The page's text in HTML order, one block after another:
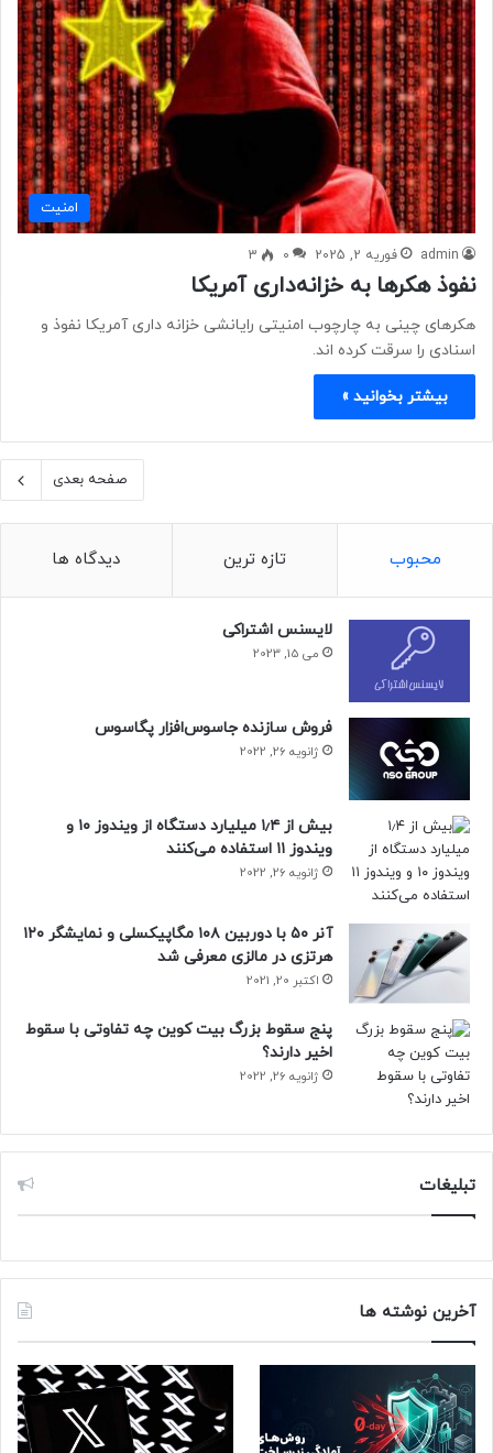
امنيت
admin فوریه 2, 2025 0
3
نفوذ هکرها به خزانه‌داری آمریکا
هکرهای چینی به چارچوب امنیتی رایانشی خزانه داری آمریکا نفوذ و
اسنادی را سرقت کرده اند.
بیشتر بخوانید »
صفحه بعدی
محبوب تازه ترین دیدگاه ها
لایسنس اشتراکی
می 15, 2023
فروش سازنده جاسوس‌افزار پگاسوس
ژانویه 26, 2022
بیش از ۱٫۴ میلیارد دستگاه از ویندوز ۱۰ و
ویندوز ۱۱ استفاده می‌کنند
ژانویه 26, 2022
آنر ۵۰ با دوربین ۱۰۸ مگاپیکسلی و نمایشگر ۱۲۰
هرتزی در مالزی معرفی شد
اکتبر 20, 2021
پنج سقوط بزرگ بیت کوین چه تفاوتی با سقوط
اخیر دارند؟
ژانویه 26, 2022
تبلیغات
آخرین نوشته ها